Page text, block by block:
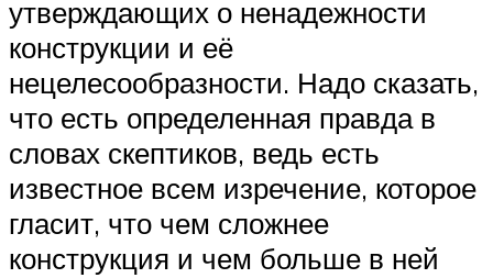
утверждающих о ненадежности
конструкции и её
нецелесообразности. Надо сказать,
что есть определенная правда в
словах скептиков, ведь есть
известное всем изречение, которое
гласит, что чем сложнее
конструкция и чем больше в ней